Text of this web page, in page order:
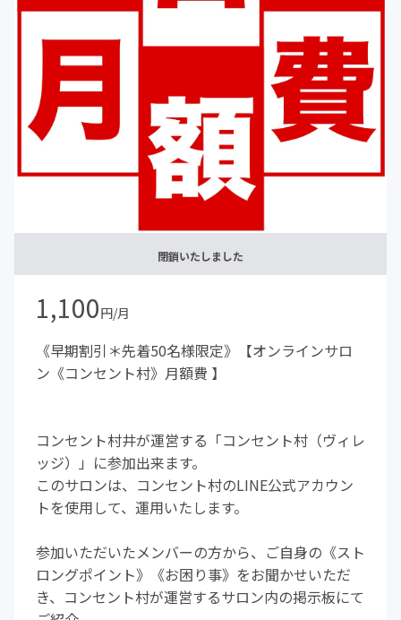
閉鎖いたしました
1,100円/月
《早期割引＊先着50名様限定》【オンラインサロ
ン《コンセント村》月額費 】
コンセント村井が運営する「コンセント村（ヴィレ
ッジ）」に参加出来ます。
このサロンは、コンセント村のLINE公式アカウン
トを使用して、運用いたします。
参加いただいたメンバーの方から、ご自身の《スト
ロングポイント》《お困り事》をお聞かせいただ
き、コンセント村が運営するサロン内の掲示板にて